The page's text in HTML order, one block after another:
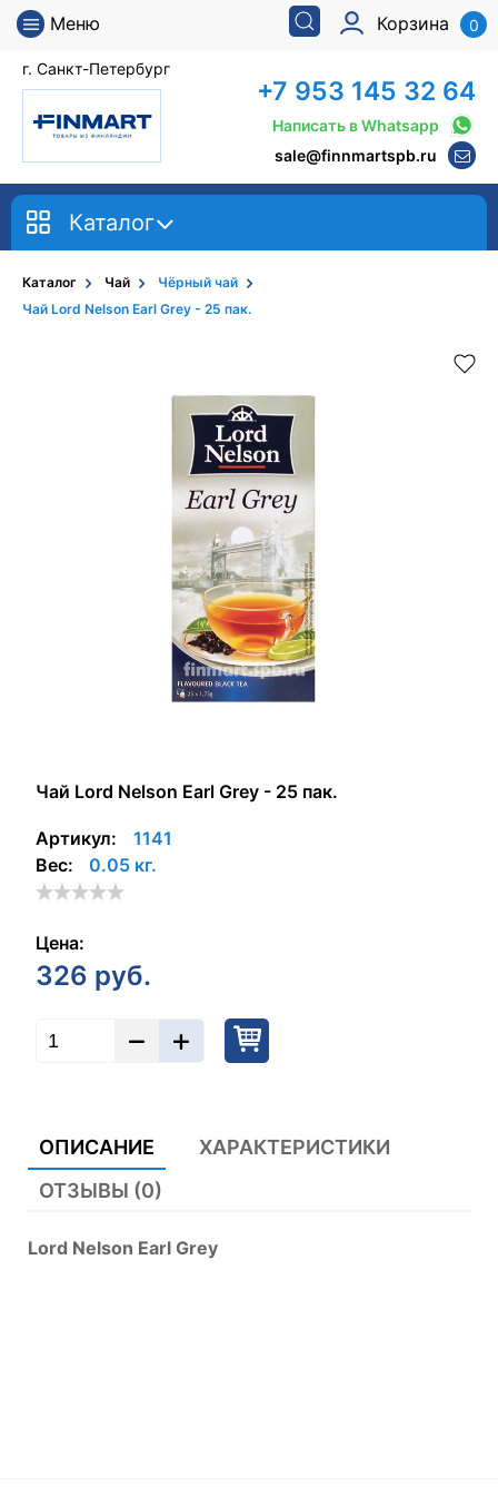
Меню
г. Санкт-Петербург
Корзина 0
+7 953 145 32 64
Написать в Whatsapp
sale@finnmartspb.ru
Каталог
Каталог Чай
Чёрный чай
Чай Lord Nelson Earl Grey - 25 пак.
Чай Lord Nelson Earl Grey - 25 пак.
Артикул:
1141
Вес:
0.05 кг.
Цена:
326 руб.
ОПИСАНИЕ
ХАРАКТЕРИСТИКИ
ОТЗЫВЫ (0)
Lord Nelson Earl Grey